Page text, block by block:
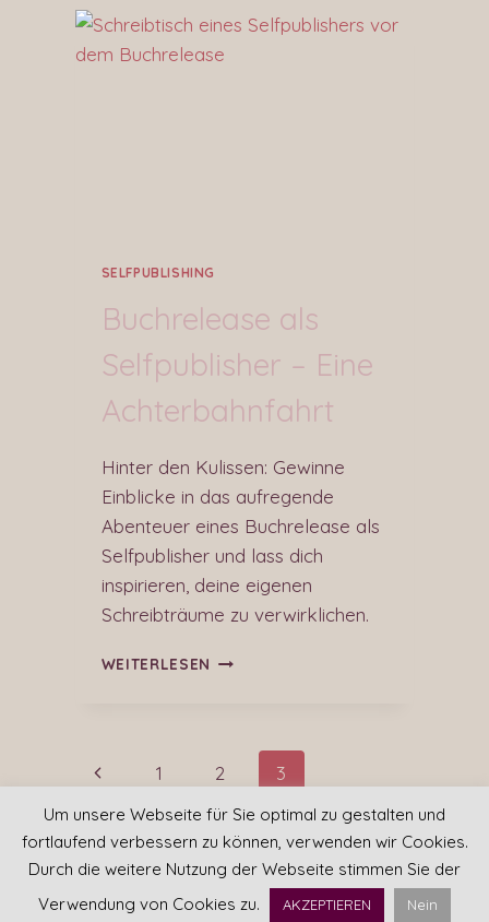
SELFPUBLISHING
Buchrelease als
Selfpublisher – Eine
Achterbahnfahrt
Hinter den Kulissen: Gewinne
Einblicke in das aufregende
Abenteuer eines Buchrelease als
Selfpublisher und lass dich
inspirieren, deine eigenen
Schreibträume zu verwirklichen.
WEITERLESEN
1 2 3
© 2026 Marina Schuster
Um unsere Webseite für Sie optimal zu gestalten und
fortlaufend verbessern zu können, verwenden wir Cookies.
Durch die weitere Nutzung der Webseite stimmen Sie der
Verwendung von Cookies zu.
AKZEPTIEREN Nein